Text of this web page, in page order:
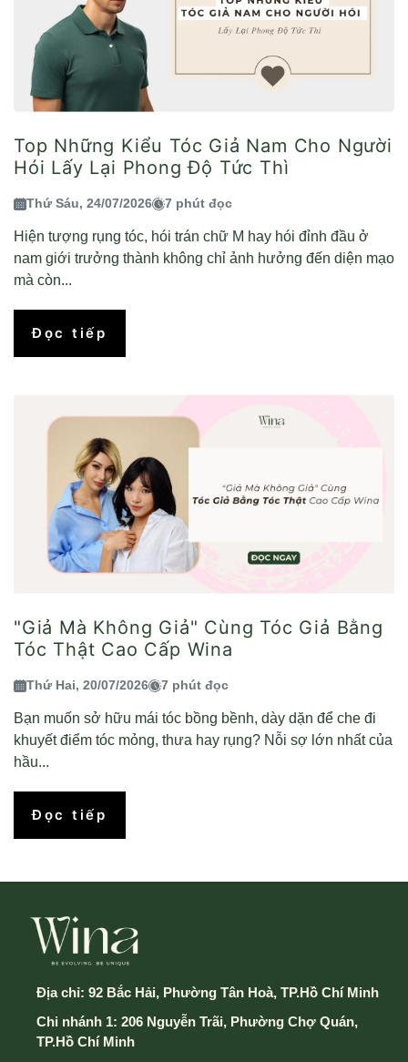
Top Những Kiểu Tóc Giả Nam Cho Người
Hói Lấy Lại Phong Độ Tức Thì
Thứ Sáu, 24/07/2026 7 phút đọc
Hiện tượng rụng tóc, hói trán chữ M hay hói đỉnh đầu ở
nam giới trưởng thành không chỉ ảnh hưởng đến diện mạo
mà còn...
Đọc tiếp
"Giả Mà Không Giả" Cùng Tóc Giả Bằng
Tóc Thật Cao Cấp Wina
Thứ Hai, 20/07/2026 7 phút đọc
Bạn muốn sở hữu mái tóc bồng bềnh, dày dặn để che đi
khuyết điểm tóc mỏng, thưa hay rụng? Nỗi sợ lớn nhất của
hầu...
Đọc tiếp
Địa chỉ: 92 Bắc Hải, Phường Tân Hoà, TP.Hồ Chí Minh
Chi nhánh 1: 206 Nguyễn Trãi, Phường Chợ Quán,
TP.Hồ Chí Minh